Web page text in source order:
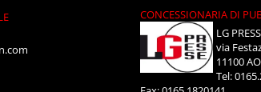
CONCESSIONARIA DI
LG
via
11100
Tel: